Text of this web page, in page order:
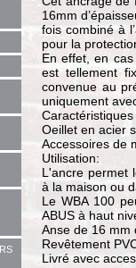
16mm
fois combiné à
pour la
En effet, en
est tellement
convenue au
uniquement
Oeillet en acier
Accessoires de
Utilisation:
L'ancre permet
à la maison ou
Le WBA 100
ABUS à haut
Anse de 16 mm
Revêtement
Livré avec